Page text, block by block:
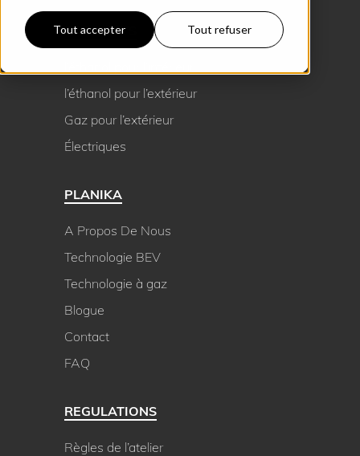
Tout accepter Tout refuser
PRODUCTS
l’éthanol pour l’extérieur
Gaz pour l’extérieur
Électriques
PLANIKA
A Propos De Nous
Technologie BEV
Technologie à gaz
Blogue
Contact
FAQ
REGULATIONS
Règles de l’atelier